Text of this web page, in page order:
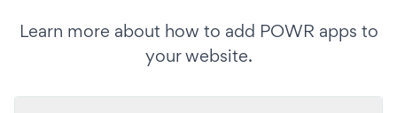
Learn more about how to add POWR apps to
your website.